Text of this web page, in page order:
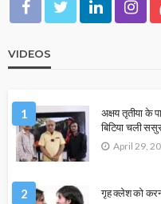
VIDEOS
1
अक्षय तृतीया के
बिटिया चली
April 29,
2 गृह क्लेश को